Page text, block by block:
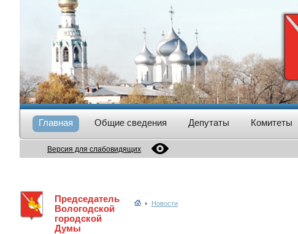
Главная Общие сведения Депутаты Комитеты
Версия для слабовидящих
Председатель
Вологодской
городской
Думы
Новости